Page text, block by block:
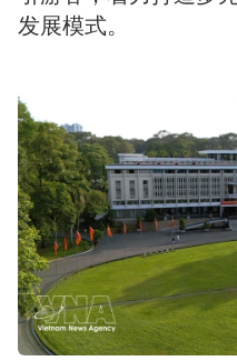
发展模式。